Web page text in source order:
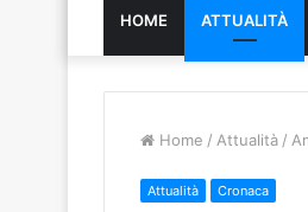
HOME ATTUALITÀ
Home / Attualità /
Attualità Cronaca